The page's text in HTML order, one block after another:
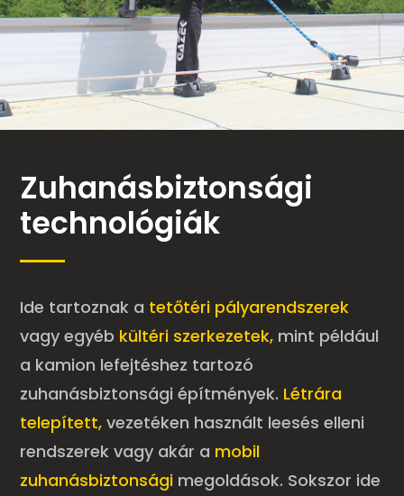
Zuhanásbiztonsági
technológiák
Ide tartoznak a tetőtéri pályarendszerek
vagy egyéb kültéri szerkezetek, mint például
a kamion lefejtéshez tartozó
zuhanásbiztonsági építmények. Létrára
telepített, vezetéken használt leesés elleni
rendszerek vagy akár a mobil
zuhanásbiztonsági megoldások. Sokszor ide